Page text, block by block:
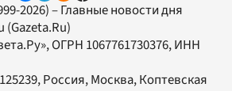
2026) – Главные новости дня
(Gazeta.Ru)
, ОГРН 1067761730376, ИНН
Россия, Москва, Коптевская